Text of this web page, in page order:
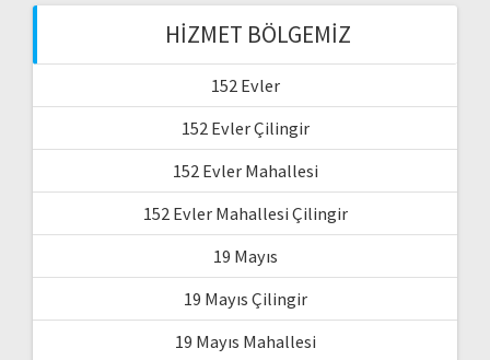
HIZMET BÖLGEMIZ
152 Evler
152 Evler Çilingir
152 Evler Mahallesi
152 Evler Mahallesi Çilingir
19 Mayıs
19 Mayıs Çilingir
19 Mayıs Mahallesi